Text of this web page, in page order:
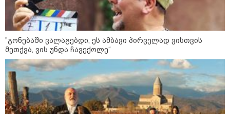
ინფორმაციას ავრცელებს
ხარკოვის მერი?
10:02 / 09-08-2026
"ქართული ოცნება” ხელს
უწყობს ირანული
ტერორისტული ქსელების
უკანონო გაფართოებას, თუმცა
მაინც ამერიკას უყენებს
მოთხოვნებს?" - ჯო უილსონი
"გონებაში ვალაგებდი, ეს ამბავი პირველად ვისთვის
მეთქვა, ვის უნდა ჩავექოლე“